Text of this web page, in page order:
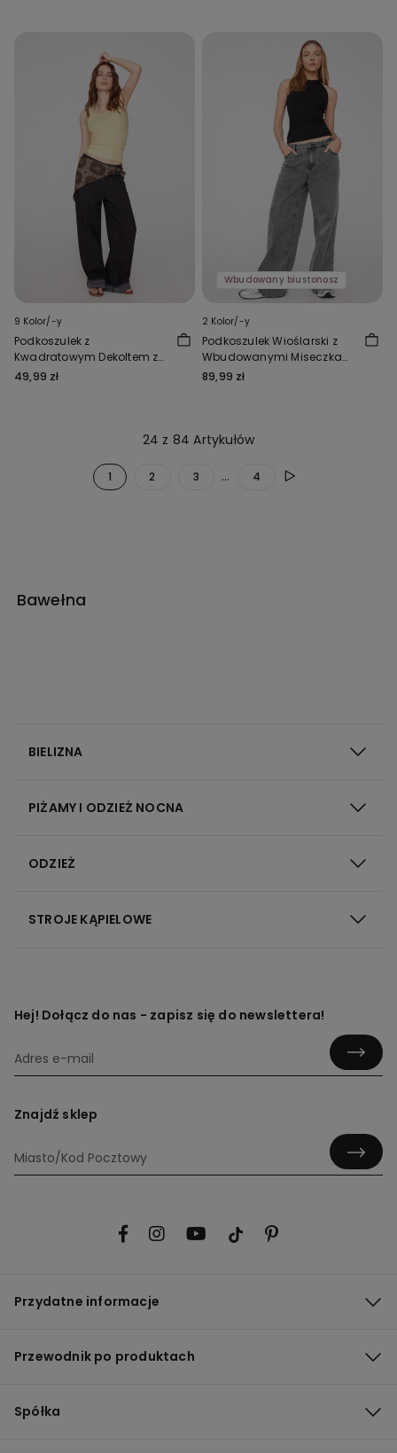
9 Kolor/-y
Podkoszulek z
Kwadratowym Dekoltem z
Prążkowanej Bawełny
49,99 zł
Wbudowany biustonosz
2 Kolor/-y
Podkoszulek Wioślarski z
Wbudowanymi Miseczkami
z Prążkowanej Bawełny
89,99 zł
24 z 84 Artykułów
1 2 3 ... 4
Bawełna
BIELIZNA
PIŻAMY I ODZIEŻ NOCNA
ODZIEŻ
STROJE KĄPIELOWE
Hej! Dołącz do nas - zapisz się do newslettera!
Znajdź sklep
Przydatne informacje
Przewodnik po produktach
Spółka